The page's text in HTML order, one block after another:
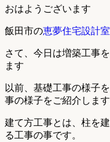
おはようございます
飯田市の恵夢住宅設計室
さて、今日は増築工事
ます
以前、基礎工事の様子
事の様子をご紹介します
建て方工事とは、柱を
る工事の事です。